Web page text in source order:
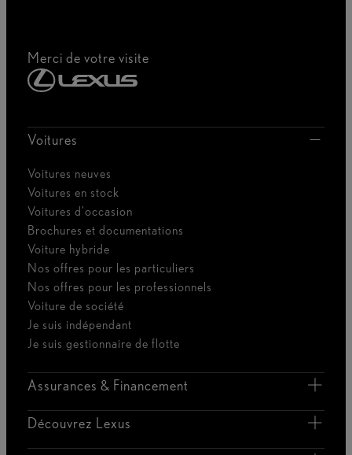
Voitures
Voitures neuves
Voitures d'occasion
Brochures et documentations
Nos offres pour les particuliers
Nos offres pour les professionnels
Voiture de société
Je suis indépendant
Je suis gestionnaire de flotte
Assurances & Financement
Découvrez Lexus
Mentions Légales